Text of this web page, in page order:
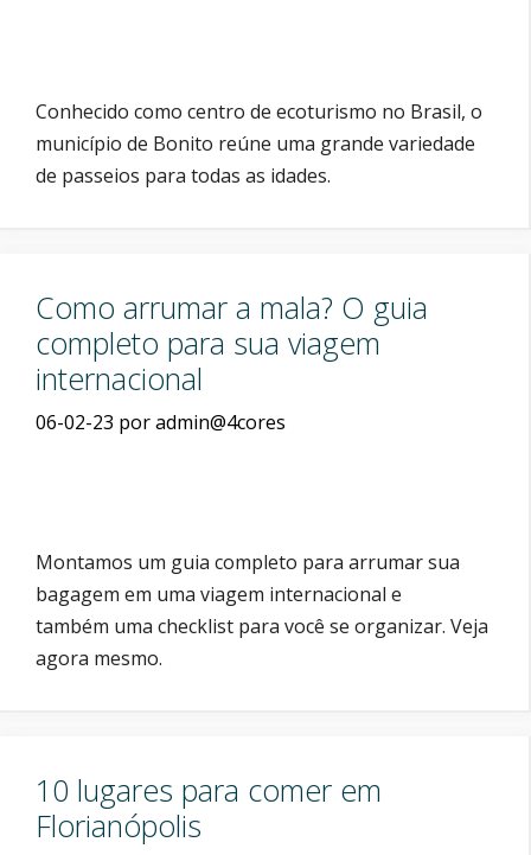
Conhecido como centro de ecoturismo no Brasil, o
município de Bonito reúne uma grande variedade
de passeios para todas as idades.
Como arrumar a mala? O guia
completo para sua viagem
internacional
06-02-23 poradmin@4cores
Montamos um guia completo para arrumar sua
bagagem em uma viagem internacional e
também uma checklist para você se organizar. Veja
agora mesmo.
10 lugares para comer em
Florianópolis